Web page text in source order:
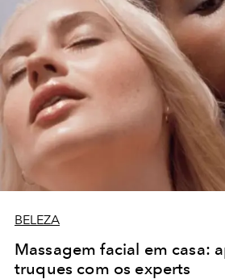
BELEZA
Massagem facial em casa:
truques com os experts